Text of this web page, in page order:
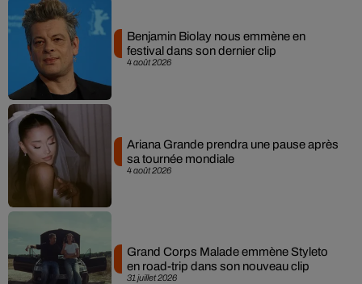
4 août 2026
Benjamin Biolay nous emmène en
festival dans son dernier clip
4 août 2026
Ariana Grande prendra une pause après
sa tournée mondiale
31 juillet 2026
Grand Corps Malade emmène Styleto
en road-trip dans son nouveau clip